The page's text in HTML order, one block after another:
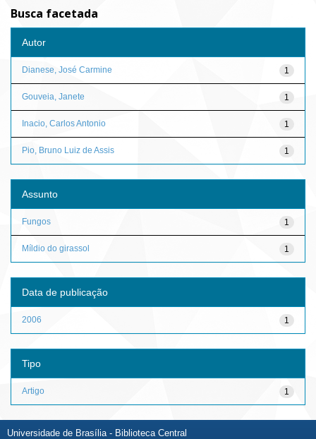
Busca facetada
Autor
1
Dianese, José Carmine
1
Gouveia, Janete
1
Inacio, Carlos Antonio
1
Pio, Bruno Luiz de Assis
Assunto
1
Fungos
1
Míldio do girassol
Data de publicação
1
2006
Tipo
1
Artigo
Universidade de Brasília - Biblioteca Central